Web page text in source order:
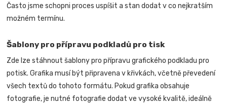
Často jsme schopni proces uspíšit a stan dodat v co nejkratším
možném termínu.
Šablony pro přípravu podkladů pro tisk
Zde lze stáhnout šablony pro přípravu grafického podkladu pro
potisk. Grafika musí být připravena v křivkách, včetně převedení
všech textů do tohoto formátu. Pokud grafika obsahuje
fotografie, je nutné fotografie dodat ve vysoké kvalitě, ideálně